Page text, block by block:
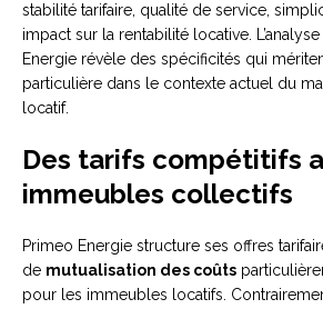
stabilité tarifaire, qualité de service,
impact sur la rentabilité locative.
Energie révèle des spécificités qui
particulière dans le contexte actuel du
locatif.
Des tarifs compétitifs
immeubles collectifs
Primeo Energie structure ses offres
de mutualisation des coûts
pour les immeubles locatifs.